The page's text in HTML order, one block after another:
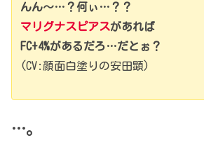
んん～…？何ぃ…？？
マリグナスピアスがあれば
FC+4%があるだろ…だとぉ？
(CV:顔面白塗りの安田顕)
…。